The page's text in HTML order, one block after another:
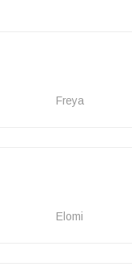
Freya
Elomi